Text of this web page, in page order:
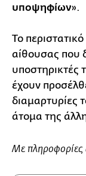
υποψηφίων».
Το
αίθουσας που
υποστηρικτές
έχουν
διαμαρτυρίες
άτομα της
Με